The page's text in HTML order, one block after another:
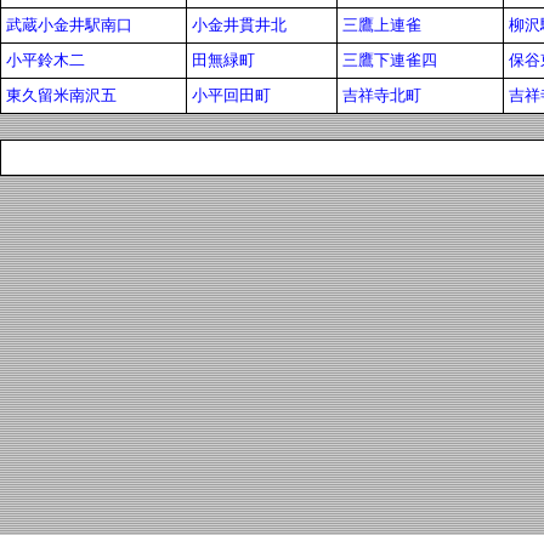
武蔵小金井駅南口
小金井貫井北 三鷹上連雀
柳沢
小平鈴木二
田無緑町 三鷹下連雀四
保谷
東久留米南沢五
小平回田町 吉祥寺北町 吉祥